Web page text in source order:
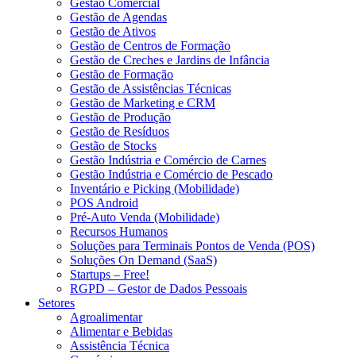
Gestão de Agendas
Gestão de Ativos
Gestão de Centros de Formação
Gestão de Creches e Jardins de Infância
Gestão de Formação
Gestão de Assistências Técnicas
Gestão de Marketing e CRM
Gestão de Produção
Gestão de Resíduos
Gestão de Stocks
Gestão Indústria e Comércio de Carnes
Gestão Indústria e Comércio de Pescado
Inventário e Picking (Mobilidade)
POS Android
Pré-Auto Venda (Mobilidade)
Recursos Humanos
Soluções para Terminais Pontos de Venda (POS)
Soluções On Demand (SaaS)
Startups – Free!
RGPD – Gestor de Dados Pessoais
Setores
Agroalimentar
Alimentar e Bebidas
Assistência Técnica